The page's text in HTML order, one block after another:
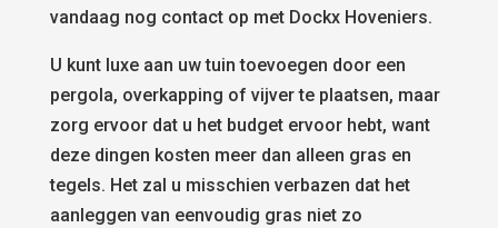
vandaag nog contact op met Dockx Hoveniers.
U kunt luxe aan uw tuin toevoegen door een
pergola, overkapping of vijver te plaatsen, maar
zorg ervoor dat u het budget ervoor hebt, want
deze dingen kosten meer dan alleen gras en
tegels. Het zal u misschien verbazen dat het
aanleggen van eenvoudig gras niet zo